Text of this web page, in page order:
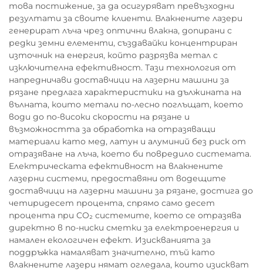
това постижение, за да осигуряват превъзходни
резултати за своите клиенти. Влакнените лазери
генерират лъча чрез оптични влакна, допирани с
редки земни елементи, създавайки концентриран
източник на енергия, който разрязва метал с
изключителна ефективност. Тази технология от
напредничави доставчици на лазерни машини за
рязане предлага характеристики на дължината на
вълната, които метали по-лесно поглъщат, което
води до по-високи скорости на рязане и
възможността за обработка на отразяващи
материали като мед, латун и алуминий без риск от
отразяване на лъча, което би повредило системата.
Електрическата ефективност на влакнените
лазерни системи, предоставяни от водещите
доставчици на лазерни машини за рязане, достига до
четиридесет процента, спрямо само десет
процента при CO₂ системите, което се отразява
директно в по-ниски сметки за електроенергия и
намален екологичен ефект. Изискванията за
поддръжка намаляват значително, тъй като
влакнените лазери нямат огледала, които изискват